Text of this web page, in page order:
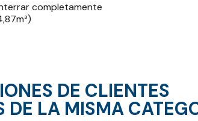
completamente
DE CLIENTES
DE LA MISMA